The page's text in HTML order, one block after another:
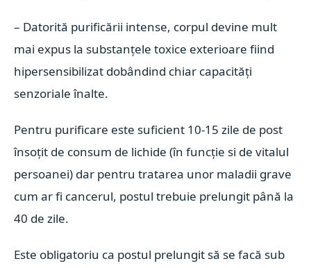
– Datorită purificării intense, corpul devine mult
mai expus la substanțele toxice exterioare fiind
hipersensibilizat dobândind chiar capacități
senzoriale înalte.
Pentru purificare este suficient 10-15 zile de post
însoțit de consum de lichide (în funcție si de vitalul
persoanei) dar pentru tratarea unor maladii grave
cum ar fi cancerul, postul trebuie prelungit până la
40 de zile.
Este obligatoriu ca postul prelungit să se facă sub